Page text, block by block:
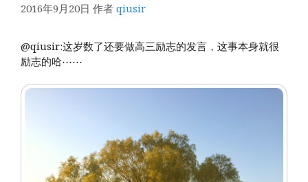
2016年9月20日 作者 qiusir
@qiusir:这岁数了还要做高三励志的发言，这事本身就很
励志的哈⋯⋯